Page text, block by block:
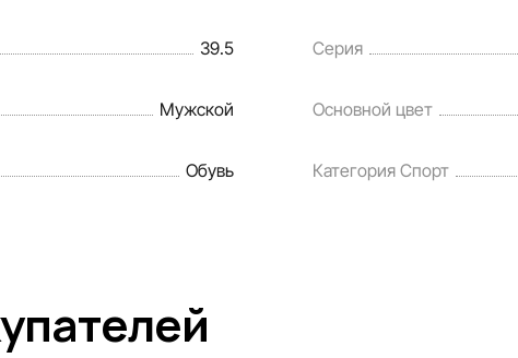
39.5 Серия
Мужской Основной цвет
Обувь Категория Спорт